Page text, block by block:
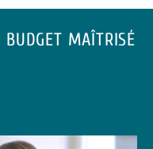
BUDGET MAÎTRISÉ